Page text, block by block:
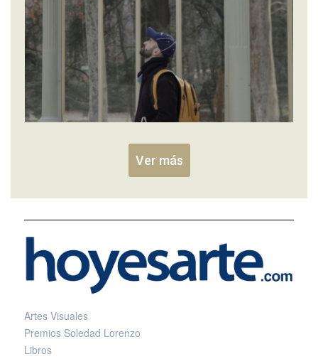
Ver más
Artes Visuales
Premios Soledad Lorenzo
Libros